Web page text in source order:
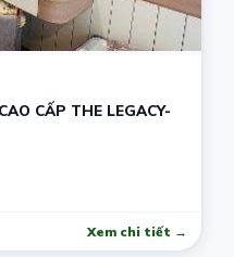
CẤP THE LEGACY-
Xem chi tiết →